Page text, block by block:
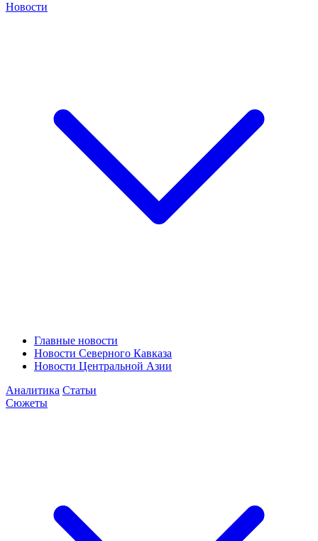
Новости
Главные новости
Новости Северного Кавказа
Новости Центральной Азии
Аналитика Статьи
Сюжеты